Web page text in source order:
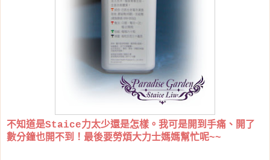
不知道是Staice力太少還是怎樣。我可是開到手痛、開了
數分鐘也開不到！最後要勞煩大力士媽媽幫忙呢~~